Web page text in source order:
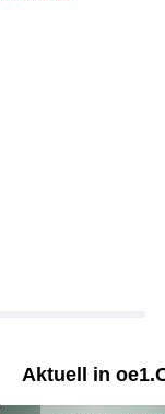
Aktuell in